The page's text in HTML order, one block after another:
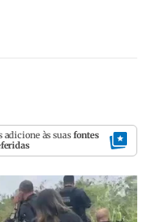
adicione às suas fontes